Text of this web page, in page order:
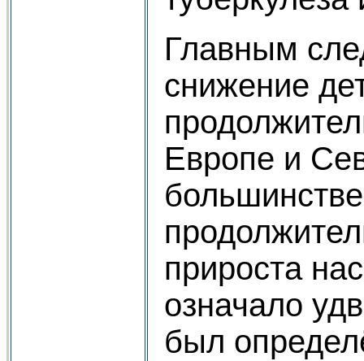
Главным
снижение
Европе и
прироста
означало
был